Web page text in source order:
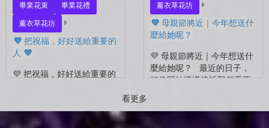
畢業花束
畢業花禮
薰衣草花坊
💜 把祝福，好好送給重要的
人 💜
💜 把祝福，好好送給重要的
很多，準備往下一段生活前
進的人。 那些一起走過的
薰衣草花坊
💜 母親節將近｜今年想送什
麼給她呢？
💜 母親節將近｜今年想送什
麼給她呢？ 最近的日子，
好像開始慢慢接近那個重要
——有一個人，一直都...
看更多